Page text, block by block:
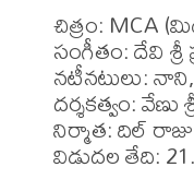
చిత్రం: MCA
సంగీతం: దేవి
నటీనటులు:
దర్శకత్వం: వేణు
నిర్మాత: దిల్ రాజు
విడుదల తేది: